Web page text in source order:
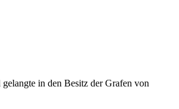
in den Besitz der Grafen von